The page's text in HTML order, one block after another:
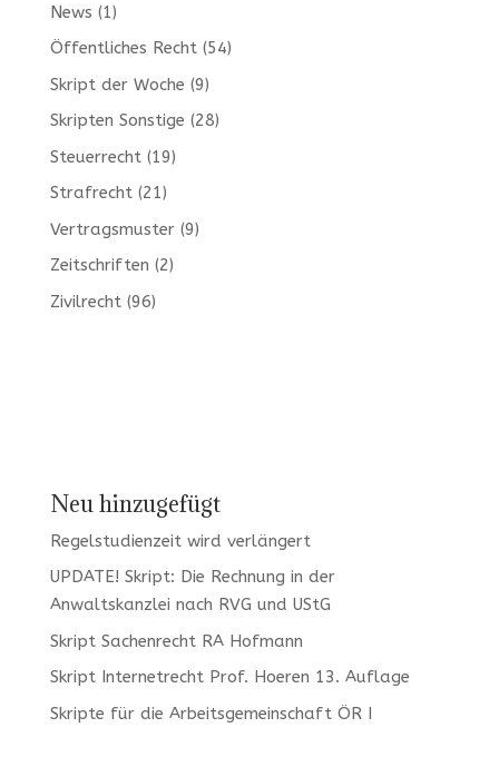
News (1)
Öffentliches Recht(54)
Skript der Woche (9)
Skripten Sonstige (28)
Steuerrecht(19)
Strafrecht(21)
Vertragsmuster(9)
Zeitschriften (2)
Zivilrecht(96)
Neu hinzugefügt
Regelstudienzeit wird verlängert
UPDATE! Skript: Die Rechnung in der
Anwaltskanzlei nach RVG und UStG
Skript Sachenrecht RA Hofmann
Skript Internetrecht Prof. Hoeren 13. Auflage
Skripte für die Arbeitsgemeinschaft ÖR I